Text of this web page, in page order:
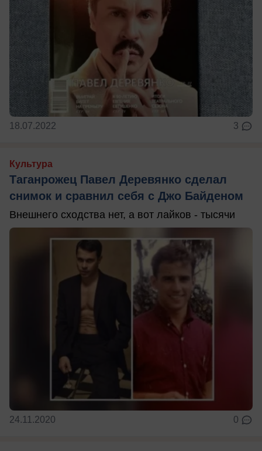
18.07.2022 3
Культура
Таганрожец Павел Деревянко сделал
снимок и сравнил себя с Джо Байденом
Внешнего сходства нет, а вот лайков - тысячи
24.11.2020 0